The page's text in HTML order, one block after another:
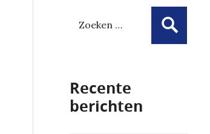
n
n
a
Recente
berichten